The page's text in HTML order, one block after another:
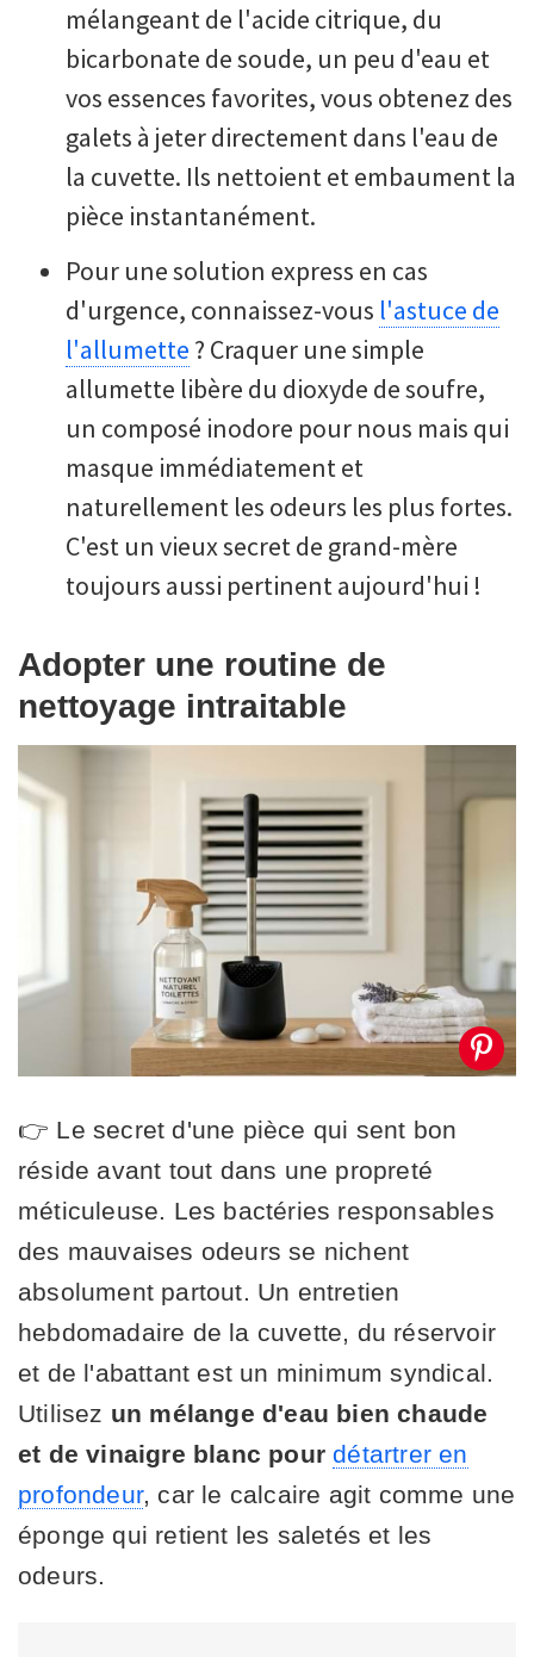
mélangeant de l'acide citrique, du
bicarbonate de soude, un peu d'eau et
vos essences favorites, vous obtenez des
galets à jeter directement dans l'eau de
la cuvette. Ils nettoient et embaument la
pièce instantanément.
Pour une solution express en cas
d'urgence, connaissez-vous l'astuce de
l'allumette ? Craquer une simple
allumette libère du dioxyde de soufre,
un composé inodore pour nous mais qui
masque immédiatement et
naturellement les odeurs les plus fortes.
C'est un vieux secret de grand-mère
toujours aussi pertinent aujourd'hui !
Adopter une routine de
nettoyage intraitable
👉 Le secret d'une pièce qui sent bon
réside avant tout dans une propreté
méticuleuse. Les bactéries responsables
des mauvaises odeurs se nichent
absolument partout. Un entretien
hebdomadaire de la cuvette, du réservoir
et de l'abattant est un minimum syndical.
Utilisez un mélange d'eau bien chaude
et de vinaigre blanc pourdétartrer en
profondeur, car le calcaire agit comme une
éponge qui retient les saletés et les
odeurs.